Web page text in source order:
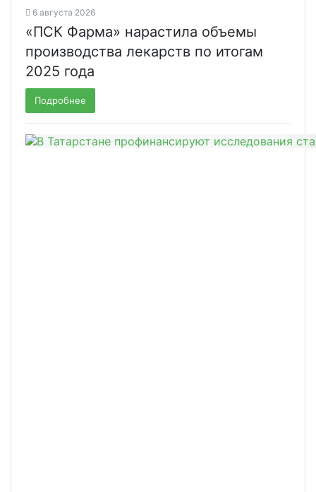
6 августа 2026
«ПСК Фарма» нарастила объемы
производства лекарств по итогам
2025 года
Подробнее